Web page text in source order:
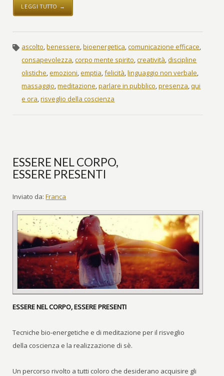
LEGGI TUTTO →
ascolto,benessere,bioenergetica,comunicazione efficace,
consapevolezza,corpo mente spirito,creatività,discipline
olistiche,emozioni,emptia,felicità,linguaggio non verbale,
massaggio,meditazione,parlare in pubblico,presenza,qui
e ora,risveglio della coscienza
ESSERE NEL CORPO,
ESSERE PRESENTI
Inviato da: Franca
ESSERE NEL CORPO, ESSERE PRESENTI
Tecniche bio-energetiche e di meditazione per il risveglio
della coscienza e la realizzazione di sè.
Un percorso rivolto a tutti coloro che desiderano acquisire gli